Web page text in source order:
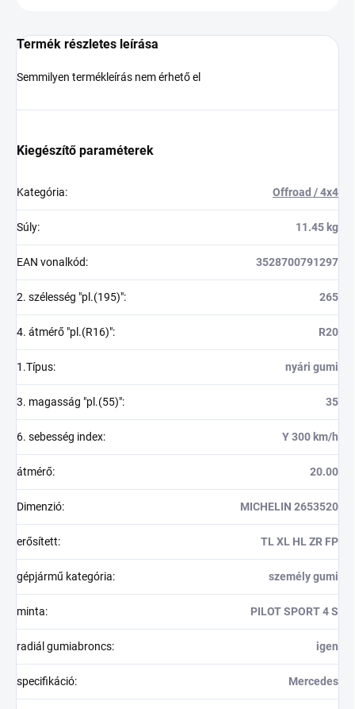
Termék részletes leírása
Semmilyen termékleírás nem érhető el
Kiegészítő paraméterek
Kategória: Offroad / 4x4
Súly: 11.45 kg
EAN vonalkód: 3528700791297
2. szélesség "pl.(195)": 265
4. átmérő "pl.(R16)": R20
1.Típus: nyári gumi
3. magasság "pl.(55)": 35
6. sebesség index: Y 300 km/h
átmérő: 20.00
Dimenzió: MICHELIN 2653520
erősített: TL XL HL ZR FP
gépjármű kategória: személy gumi
minta: PILOT SPORT 4 S
radiál gumiabroncs: igen
specifikáció: Mercedes